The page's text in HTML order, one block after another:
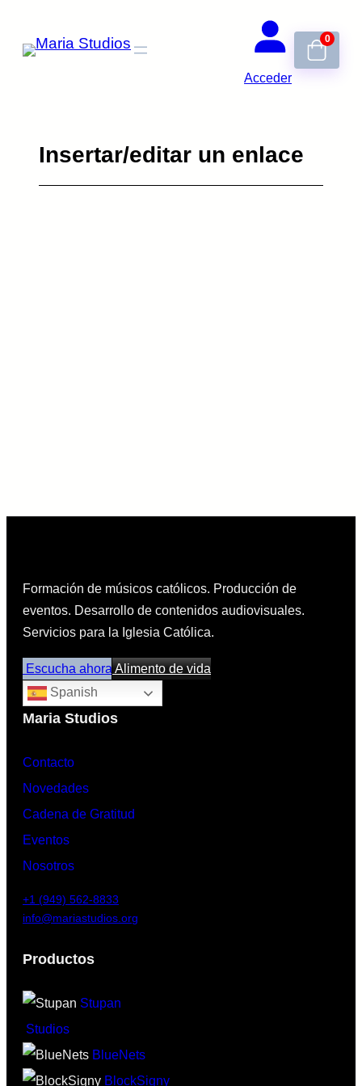
Acceder
0
Insertar/editar un enlace
Formación de músicos católicos. Producción de
eventos. Desarrollo de contenidos audiovisuales.
Servicios para la Iglesia Católica.
Escucha ahoraAlimento de vida
Spanish
Maria Studios
Contacto
Novedades
Cadena de Gratitud
Eventos
Nosotros
+1 (949) 562-8833
info@mariastudios.org
Productos
Stupan
Studios
BlueNets
BlockSigny